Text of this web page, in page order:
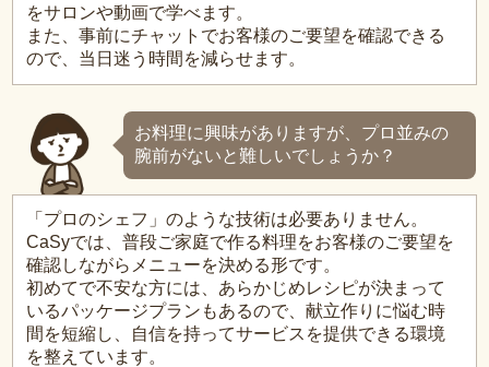
をサロンや動画で学べます。
また、事前にチャットでお客様のご要望を確認できる
ので、当日迷う時間を減らせます。
お料理に興味がありますが、プロ並みの
腕前がないと難しいでしょうか？
「プロのシェフ」のような技術は必要ありません。
CaSyでは、普段ご家庭で作る料理をお客様のご要望を
確認しながらメニューを決める形です。
初めてで不安な方には、あらかじめレシピが決まって
いるパッケージプランもあるので、献立作りに悩む時
間を短縮し、自信を持ってサービスを提供できる環境
を整えています。